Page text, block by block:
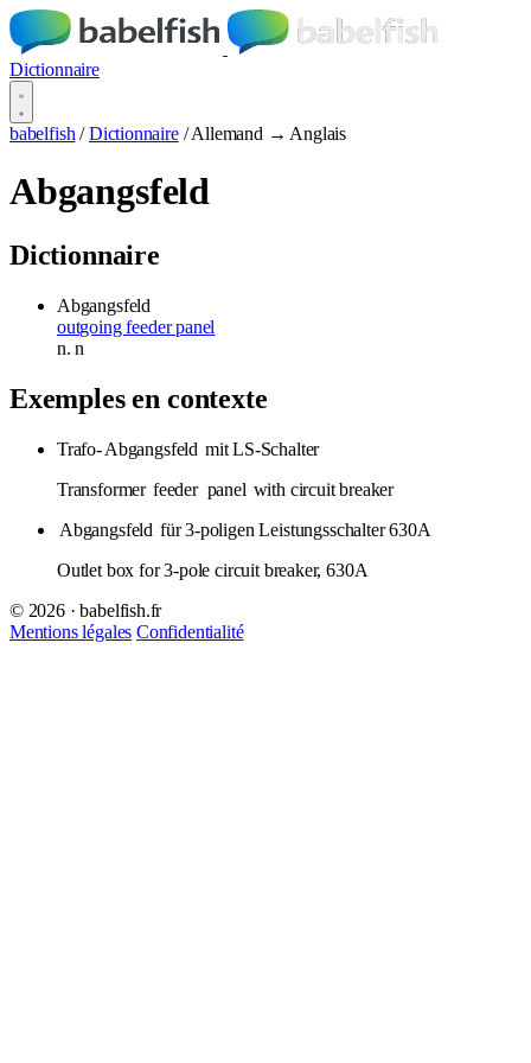
Dictionnaire
babelfish / Dictionnaire / Allemand → Anglais
Abgangsfeld
Dictionnaire
Abgangsfeld
outgoing feeder panel
n.n
Exemples en contexte
Trafo-Abgangsfeld mit LS-Schalter
Transformer feeder panel with circuit breaker
Abgangsfeld für 3-poligen Leistungsschalter 630A
Outlet box for 3-pole circuit breaker, 630A
© 2026 · babelfish.fr
Mentions légales Confidentialité